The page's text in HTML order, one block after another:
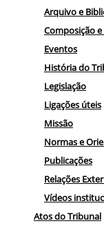
Arquivo e
Composição
Eventos
História do
Legislação
Ligações úteis
Missão
Normas e
Publicações
Relações
Vídeos
Atos do Tribunal